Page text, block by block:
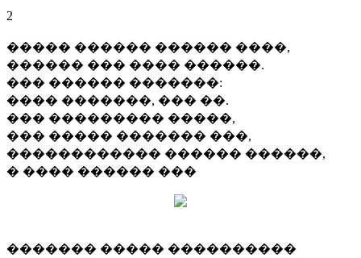
2
����� ������ ������ ����,
������ ��� ���� ������.
��� ������ �������:
���� �������, ��� ��.
��� ��������� �����,
��� ����� ������� ���,
������������ ������ ������,
� ���� ������ ���
������� ����� ����������